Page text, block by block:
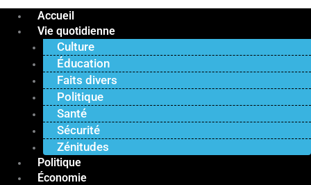
Accueil
Vie quotidienne
Culture
Éducation
Faits divers
Politique
Santé
Sécurité
Zénitudes
Politique
Économie